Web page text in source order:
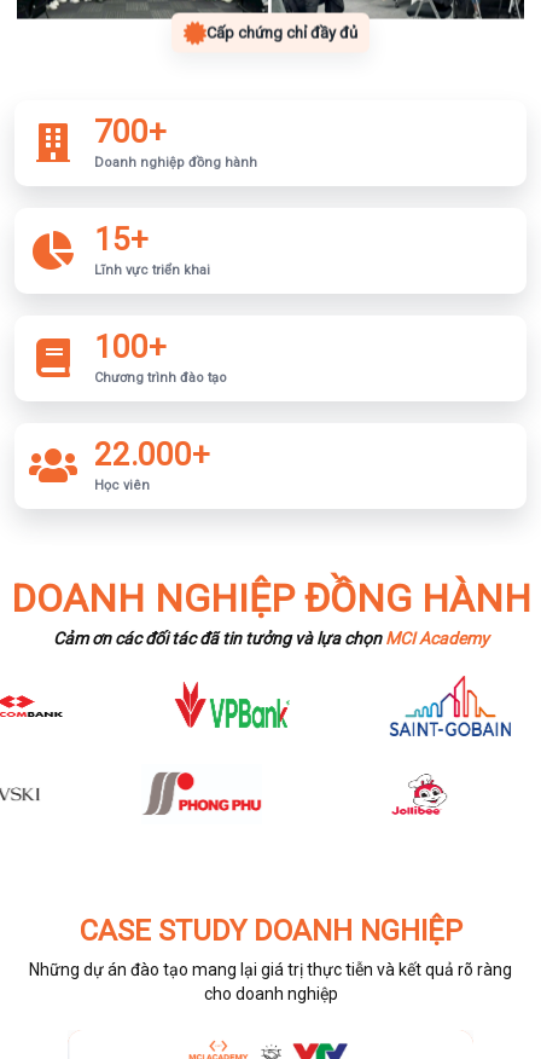
Cấp chứng chỉ đầy đủ
700+
Doanh nghiệp đồng hành
15+
Lĩnh vực triển khai
100+
Chương trình đào tạo
22.000+
Học viên
DOANH NGHIỆP ĐỒNG HÀNH
Cảm ơn các đối tác đã tin tưởng và lựa chọnMCI Academy
CASE STUDY DOANH NGHIỆP
Những dự án đào tạo mang lại giá trị thực tiễn và kết quả rõ ràng
cho doanh nghiệp